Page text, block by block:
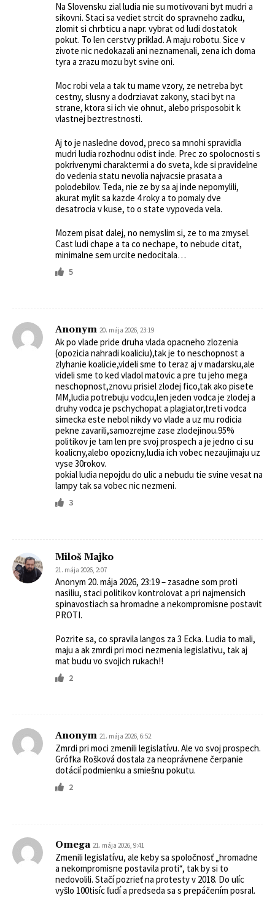
Na Slovensku zial ludia nie su motivovani byt mudri a
sikovni. Staci sa vediet strcit do spravneho zadku,
zlomit si chrbticu a napr. vybrat od ludi dostatok
pokut. To len cerstvy priklad. A maju robotu. Sice v
zivote nic nedokazali ani neznamenali, zena ich doma
tyra a zrazu mozu byt svine oni.
Moc robi vela a tak tu mame vzory, ze netreba byt
cestny, slusny a dodrziavat zakony, staci byt na
strane, ktora si ich vie ohnut, alebo prisposobit k
vlastnej beztrestnosti.
Aj to je nasledne dovod, preco sa mnohi spravidla
mudri ludia rozhodnu odist inde. Prec zo spolocnosti s
pokrivenymi charaktermi a do sveta, kde si pravidelne
do vedenia statu nevolia najvacsie prasata a
polodebilov. Teda, nie ze by sa aj inde nepomylili,
akurat mylit sa kazde 4 roky a to pomaly dve
desatrocia v kuse, to o state vypoveda vela.
Mozem pisat dalej, no nemyslim si, ze to ma zmysel.
Cast ludi chape a ta co nechape, to nebude citat,
minimalne sem urcite nedocitala…
5
Anonym 20. mája 2026, 23:19
Ak po vlade pride druha vlada opacneho zlozenia
(opozicia nahradi koaliciu),tak je to neschopnost a
zlyhanie koalicie,videli sme to teraz aj v madarsku,ale
videli sme to ked vladol matovic a pre tu jeho mega
neschopnost,znovu prisiel zlodej fico,tak ako pisete
MM,ludia potrebuju vodcu,len jeden vodca je zlodej a
druhy vodca je pschychopat a plagiator,treti vodca
simecka este nebol nikdy vo vlade a uz mu rodicia
pekne zavarili,samozrejme zase zlodejinou.95%
politikov je tam len pre svoj prospech a je jedno ci su
koalicny,alebo opozicny,ludia ich vobec nezaujimaju uz
vyse 30rokov.
pokial ludia nepojdu do ulic a nebudu tie svine vesat na
lampy tak sa vobec nic nezmeni.
3
Miloš Majko
21. mája 2026, 2:07
Anonym 20. mája 2026, 23:19 – zasadne som proti
nasiliu, staci politikov kontrolovat a pri najmensich
spinavostiach sa hromadne a nekompromisne postavit
PROTI.
Pozrite sa, co spravila langos za 3 Ecka. Ludia to mali,
maju a ak zmrdi pri moci nezmenia legislativu, tak aj
mat budu vo svojich rukach!!
2
Anonym 21. mája 2026, 6:52
Zmrdi pri moci zmenili legislatívu. Ale vo svoj prospech.
Grófka Rošková dostala za neoprávnene čerpanie
dotácií podmienku a smiešnu pokutu.
2
Omega 21. mája 2026, 9:41
Zmenili legislatívu, ale keby sa spoločnosť „hromadne
a nekompromisne postavila proti“, tak by si to
nedovolili. Stačí pozrieť na protesty v 2018. Do ulíc
vyšlo 100tisíc ľudí a predseda sa s prepáčením posral.